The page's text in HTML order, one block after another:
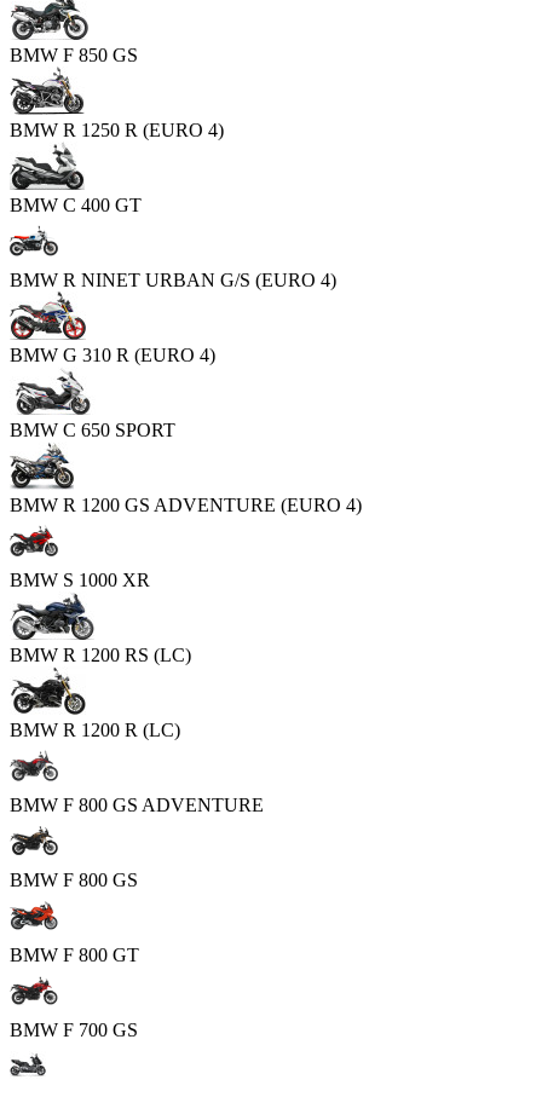
BMW F 850 GS
BMW R 1250 R (EURO 4)
BMW C 400 GT
BMW R NINET URBAN G/S (EURO 4)
BMW G 310 R (EURO 4)
BMW C 650 SPORT
BMW R 1200 GS ADVENTURE (EURO 4)
BMW S 1000 XR
BMW R 1200 RS (LC)
BMW R 1200 R (LC)
BMW F 800 GS ADVENTURE
BMW F 800 GS
BMW F 800 GT
BMW F 700 GS